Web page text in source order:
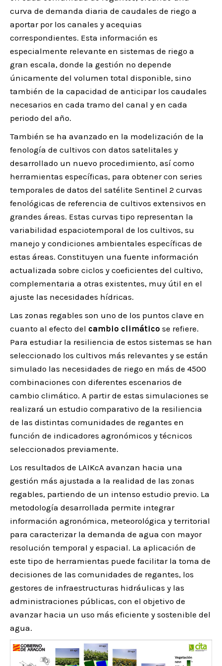
curva de demanda diaria de caudales de riego a
aportar por los canales y acequias
correspondientes. Esta información es
especialmente relevante en sistemas de riego a
gran escala, donde la gestión no depende
únicamente del volumen total disponible, sino
también de la capacidad de anticipar los caudales
necesarios en cada tramo del canal y en cada
periodo del año.
También se ha avanzado en la modelización de la
fenología de cultivos con datos satelitales y
desarrollado un nuevo procedimiento, así como
herramientas específicas, para obtener con series
temporales de datos del satélite Sentinel 2 curvas
fenológicas de referencia de cultivos extensivos en
grandes áreas. Estas curvas tipo representan la
variabilidad espaciotemporal de los cultivos, su
manejo y condiciones ambientales específicas de
estas áreas. Constituyen una fuente información
actualizada sobre ciclos y coeficientes del cultivo,
complementaria a otras existentes, muy útil en el
ajuste las necesidades hídricas.
Las zonas regables son uno de los puntos clave en
cuanto al efecto del cambio climático se refiere.
Para estudiar la resiliencia de estos sistemas se han
seleccionado los cultivos más relevantes y se están
simulado las necesidades de riego en más de 4500
combinaciones con diferentes escenarios de
cambio climático. A partir de estas simulaciones se
realizará un estudio comparativo de la resiliencia
de las distintas comunidades de regantes en
función de indicadores agronómicos y técnicos
seleccionados previamente.
Los resultados de LAIKcA avanzan hacia una
gestión más ajustada a la realidad de las zonas
regables, partiendo de un intenso estudio previo. La
metodología desarrollada permite integrar
información agronómica, meteorológica y territorial
para caracterizar la demanda de agua con mayor
resolución temporal y espacial. La aplicación de
este tipo de herramientas puede facilitar la toma de
decisiones de las comunidades de regantes, los
gestores de infraestructuras hidráulicas y las
administraciones públicas, con el objetivo de
avanzar hacia un uso más eficiente y sostenible del
agua.